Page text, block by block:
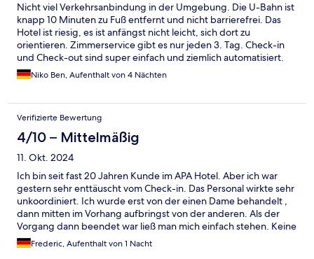
Nicht viel Verkehrsanbindung in der Umgebung. Die U-Bahn ist
knapp 10 Minuten zu Fuß entfernt und nicht barrierefrei. Das
Hotel ist riesig, es ist anfängst nicht leicht, sich dort zu
orientieren. Zimmerservice gibt es nur jeden 3. Tag. Check-in
und Check-out sind super einfach und ziemlich automatisiert.
Schade war, dass das Zimmer keinen Safe hatte. Zudem konnte
ich AirPlay und Chromecast auf dem Fernseher nicht
Niko Ben, Aufenthalt von 4 Nächten
Verifizierte Bewertung
4/10 – Mittelmäßig
11. Okt. 2024
Ich bin seit fast 20 Jahren Kunde im APA Hotel. Aber ich war
gestern sehr enttäuscht vom Check-in. Das Personal wirkte sehr
unkoordiniert. Ich wurde erst von der einen Dame behandelt ,
dann mitten im Vorhang aufbringst von der anderen. Als der
Vorgang dann beendet war ließ man mich einfach stehen. Keine
Anweisung wo ich hinzugehen habe , oder auch kein einfaches
„Danke“. Das APA Roppongi six ist in mehrere Gebäude
Frederic, Aufenthalt von 1 Nacht